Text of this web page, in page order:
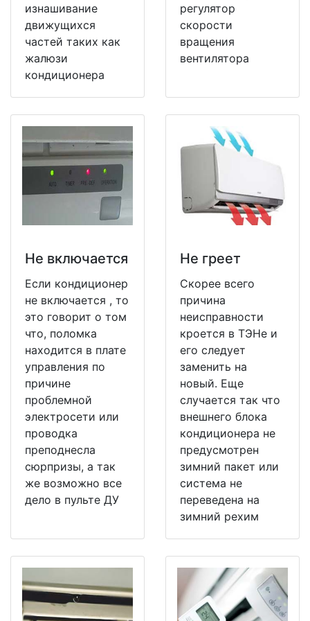
изнашивание
движущихся
частей таких как
жалюзи
кондиционера
регулятор
скорости
вращения
вентилятора
Не включается
Если кондиционер
не включается , то
это говорит о том
что, поломка
находится в плате
управления по
причине
проблемной
электросети или
проводка
преподнесла
сюрпризы, а так
же возможно все
дело в пульте ДУ
Не греет
Скорее всего
причина
неисправности
кроется в ТЭНе и
его следует
заменить на
новый. Еще
случается так что
внешнего блока
кондиционера не
предусмотрен
зимний пакет или
система не
переведена на
зимний рехим